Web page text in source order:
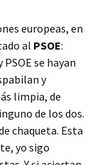
europeas, en
al PSOE:
se hayan
y
limpia, de
de los dos.
chaqueta. Esta
yo sigo